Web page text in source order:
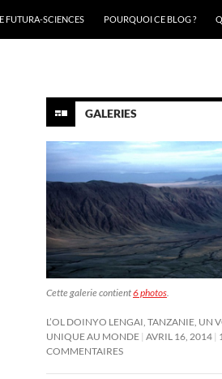
FUTURA-SCIENCES
POURQUOI CE BLOG ?
GALERIES
Cette galerie contient6 photos.
L’OL DOINYO LENGAI, TANZANIE, UN
UNIQUE AU MONDE AVRIL 16, 2014
COMMENTAIRES